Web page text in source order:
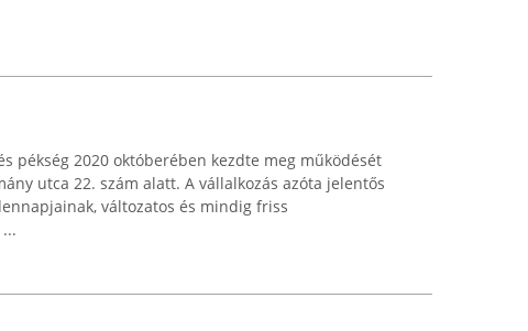
pékség 2020 októberében kezdte meg működését
utca 22. szám alatt. A vállalkozás azóta jelentős
változatos és mindig friss